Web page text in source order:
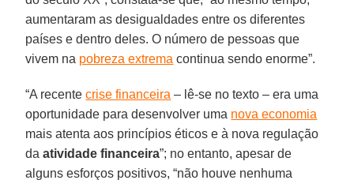
aumentaram as desigualdades entre os diferentes
países e dentro deles. O número de pessoas que
vivem na pobreza extrema continua sendo enorme”.
“A recentecrise financeira – lê-se no texto – era uma
oportunidade para desenvolver uma nova economia
mais atenta aos princípios éticos e à nova regulação
daatividade financeira”; no entanto, apesar de
alguns esforços positivos, “não houve nenhuma